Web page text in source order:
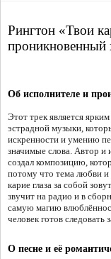
Рингтон «Твои
проникновенный
Об исполнителе и
Этот трек является
эстрадной музыки,
искренности и умению
значимые слова. Автор и
создал композицию,
потому что тема любви и
карие глаза за собой
звучит на радио и в
самую магию
человек готов
О песне и её